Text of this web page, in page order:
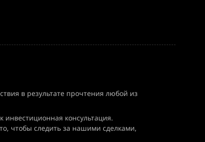
в результате прочтения любой из
консультация.
чтобы следить за нашими сделками,